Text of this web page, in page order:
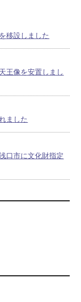
移設しました
王像を安置しまし
ました
口市に文化財指定